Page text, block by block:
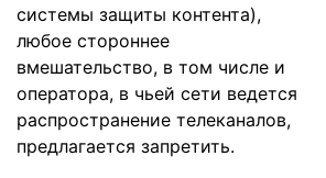
системы защиты контента),
любое стороннее
вмешательство, в том числе и
оператора, в чьей сети ведется
распространение телеканалов,
предлагается запретить.